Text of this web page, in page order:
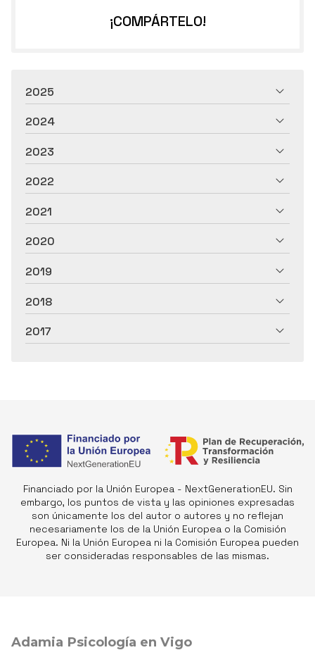
¡COMPÁRTELO!
2025
2024
2023
2022
2021
2020
2019
2018
2017
Financiado por la Unión Europea - NextGenerationEU. Sin
embargo, los puntos de vista y las opiniones expresadas
son únicamente los del autor o autores y no reflejan
necesariamente los de la Unión Europea o la Comisión
Europea. Ni la Unión Europea ni la Comisión Europea pueden
ser consideradas responsables de las mismas.
Adamia Psicología en Vigo